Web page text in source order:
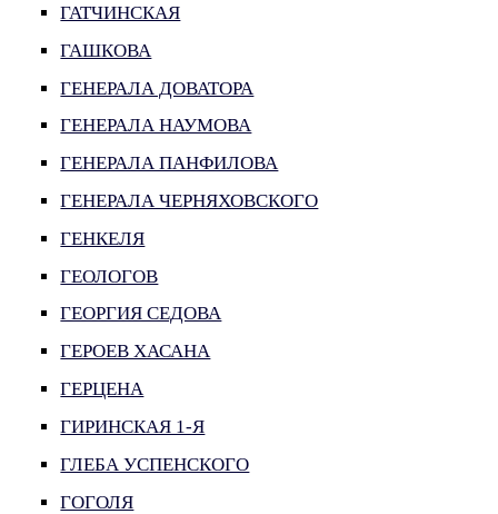
ГАТЧИНСКАЯ
ГАШКОВА
ГЕНЕРАЛА ДОВАТОРА
ГЕНЕРАЛА НАУМОВА
ГЕНЕРАЛА ПАНФИЛОВА
ГЕНЕРАЛА ЧЕРНЯХОВСКОГО
ГЕНКЕЛЯ
ГЕОЛОГОВ
ГЕОРГИЯ СЕДОВА
ГЕРОЕВ ХАСАНА
ГЕРЦЕНА
ГИРИНСКАЯ 1-Я
ГЛЕБА УСПЕНСКОГО
ГОГОЛЯ